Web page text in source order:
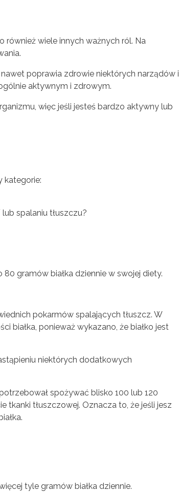
również wiele innych ważnych ról. Na
poprawia zdrowie niektórych narządów i
aktywnym i zdrowym.
więc jeśli jesteś bardzo aktywny lub
kategorie:
spalaniu tłuszczu?
gramów białka dziennie w swojej diety.
pokarmów spalających tłuszcz. W
białka, ponieważ wykazano, że białko jest
niektórych dodatkowych
spożywać blisko 100 lub 120
tkanki tłuszczowej. Oznacza to, że jeśli jesz
tyle gramów białka dziennie.